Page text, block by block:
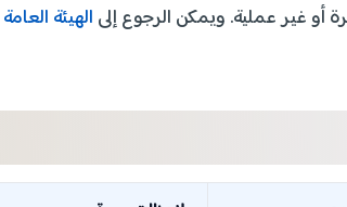
أو غير عملية. ويمكن الرجوع إلى الهيئة العامة